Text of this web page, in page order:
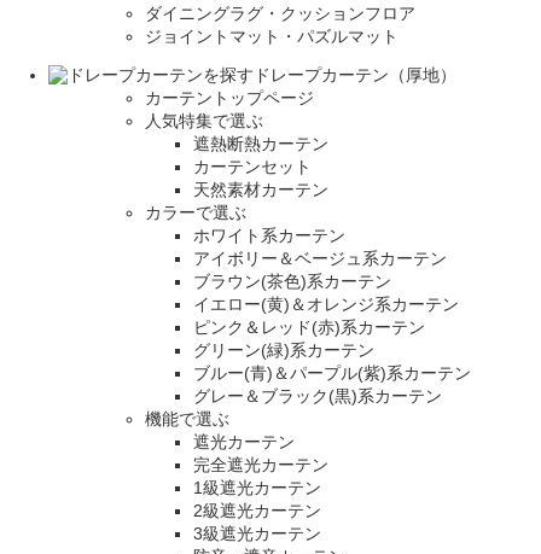
ダイニングラグ・クッションフロア
ジョイントマット・パズルマット
ドレープカーテン（厚地）
カーテントップページ
人気特集で選ぶ
遮熱断熱カーテン
カーテンセット
天然素材カーテン
カラーで選ぶ
ホワイト系カーテン
アイボリー＆ベージュ系カーテン
ブラウン(茶色)系カーテン
イエロー(黄)＆オレンジ系カーテン
ピンク＆レッド(赤)系カーテン
グリーン(緑)系カーテン
ブルー(青)＆パープル(紫)系カーテン
グレー＆ブラック(黒)系カーテン
機能で選ぶ
遮光カーテン
完全遮光カーテン
1級遮光カーテン
2級遮光カーテン
3級遮光カーテン